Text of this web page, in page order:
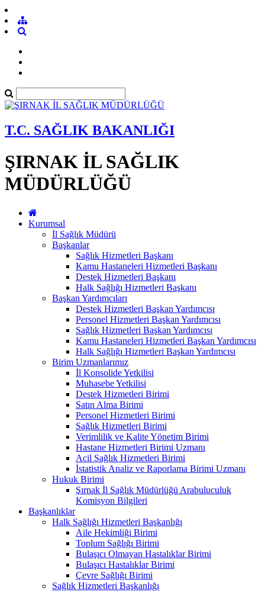
T.C. SAĞLIK BAKANLIĞI
ŞIRNAK İL SAĞLIK
MÜDÜRLÜĞÜ
Kurumsal
İl Sağlık Müdürü
Başkanlar
Sağlık Hizmetleri Başkanı
Kamu Hastaneleri Hizmetleri Başkanı
Destek Hizmetleri Başkanı
Halk Sağlığı Hizmetleri Başkanı
Başkan Yardımcıları
Destek Hizmetleri Başkan Yardımcısı
Personel Hizmetleri Başkan Yardımcısı
Sağlık Hizmetleri Başkan Yardımcısı
Kamu Hastaneleri Hizmetleri Başkan Yardımcısı
Halk Sağlığı Hizmetleri Başkan Yardımcısı
Birim Uzmanlarımız
İl Konsolide Yetkilisi
Muhasebe Yetkilisi
Destek Hizmetleri Birimi
Satın Alma Birimi
Personel Hizmetleri Birimi
Sağlık Hizmetleri Birimi
Verimlilik ve Kalite Yönetim Birimi
Hastane Hizmetleri Birimi Uzmanı
Acil Sağlık Hizmetleri Birimi
İstatistik Analiz ve Raporlama Birimi Uzmanı
Hukuk Birimi
Şırnak İl Sağlık Müdürlüğü Arabuluculuk
Komisyon Bilgileri
Başkanlıklar
Halk Sağlığı Hizmetleri Başkanlığı
Aile Hekimliği Birimi
Toplum Sağlığı Birimi
Bulaşıcı Olmayan Hastalıklar Birimi
Bulaşıcı Hastalıklar Birimi
Çevre Sağlığı Birimi
Sağlık Hizmetleri Başkanlığı